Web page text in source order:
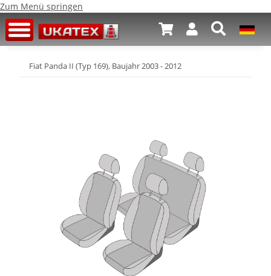
Zum Menü springen
Fiat Panda II (Typ 169), Baujahr 2003 - 2012